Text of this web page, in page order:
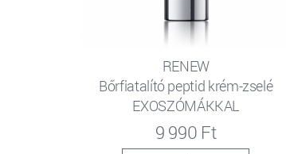
RENEW
Bőrfiatalító peptid krém-zselé
EXOSZÓMÁKKAL
9 990 Ft